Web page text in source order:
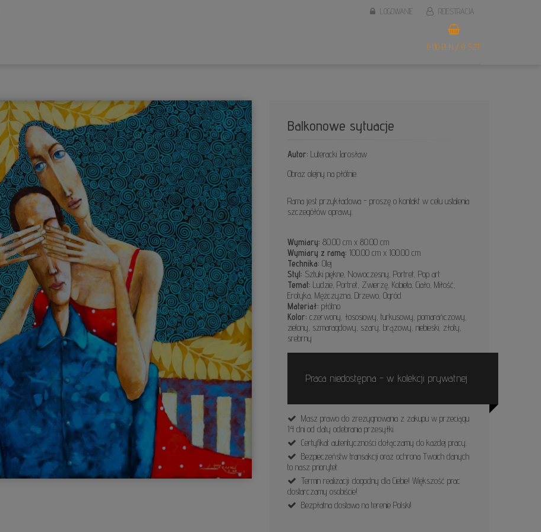
LOGOWANIE REJESTRACJA
0,00 PLN / 0 SZT.
Balkonowe sytuacje
Autor: Luteracki Jarosław
Obraz olejny na płótnie.
Rama jest przykładowa - proszę o kontakt w celu ustalenia
szczegółów oprawy.
Wymiary: 80.00 cm x 80.00 cm
Wymiary z ramą: 100.00 cm x 100.00 cm
Technika: Olej
Styl: Sztuki piękne, Nowoczesny, Portret, Pop art
Temat: Ludzie, Portret, Zwierzę, Kobieta, Ciało, Miłość,
Erotyka, Mężczyzna, Drzewo, Ogród
Materiał: płótno
Kolor: czerwony, łososiowy, turkusowy, pomarańczowy,
zielony, szmaragdowy, szary, brązowy, niebieski, złoty,
srebrny
Praca niedostępna - w kolekcji prywatnej
Masz prawo do zrezygnowania z zakupu w przeciągu
14 dni od daty odebrania przesyłki.
Certyfikat autentyczności dołączamy do każdej pracy.
Bezpieczeństw transakcji oraz ochrona Twoich danych
to nasz priorytet.
Termin realizacji: dogodny dla Ciebie! Większość prac
dostarczamy osobiście!
Bezpłatna dostawa na terenie Polski!